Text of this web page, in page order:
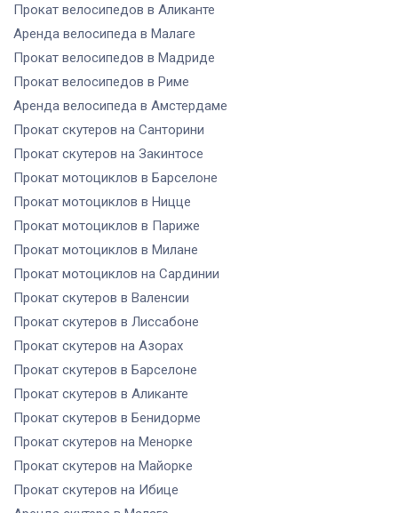
Прокат велосипедов в Аликанте
Аренда велосипеда в Малаге
Прокат велосипедов в Мадриде
Прокат велосипедов в Риме
Аренда велосипеда в Амстердаме
Прокат скутеров на Санторини
Прокат скутеров на Закинтосе
Прокат мотоциклов в Барселоне
Прокат мотоциклов в Ницце
Прокат мотоциклов в Париже
Прокат мотоциклов в Милане
Прокат мотоциклов на Сардинии
Прокат скутеров в Валенсии
Прокат скутеров в Лиссабоне
Прокат скутеров на Азорах
Прокат скутеров в Барселоне
Прокат скутеров в Аликанте
Прокат скутеров в Бенидорме
Прокат скутеров на Менорке
Прокат скутеров на Майорке
Прокат скутеров на Ибице